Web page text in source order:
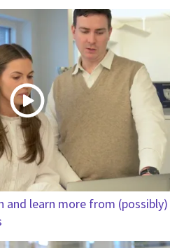
and learn more from (possibly)